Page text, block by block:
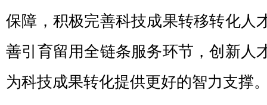
保障，积极完善科技成果转移转化人
善引育留用全链条服务环节，创新人
为科技成果转化提供更好的智力支撑